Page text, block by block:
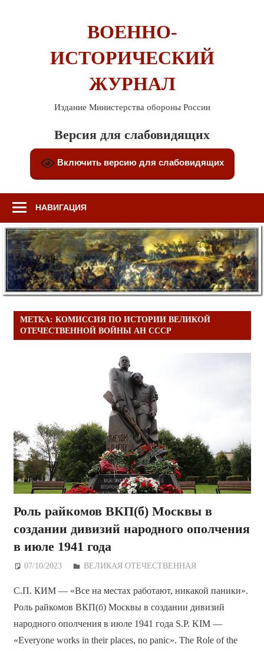
ВОЕННО-
ИСТОРИЧЕСКИЙ
ЖУРНАЛ
Издание Министерства обороны России
Версия для слабовидящих
Включить версию для слабовидящих
НАВИГАЦИЯ
МЕТКА: КОМИССИЯ ПО ИСТОРИИ ВЕЛИКОЙ
ОТЕЧЕСТВЕННОЙ ВОЙНЫ АН СССР
Роль райкомов ВКП(б) Москвы в
создании дивизий народного ополчения
в июле 1941 года
07/10/2023 Дежурный по Редакции
ВЕЛИКАЯ ОТЕЧЕСТВЕННАЯ
С.П. КИМ — «Все на местах работают, никакой паники».
Роль райкомов ВКП(б) Москвы в создании дивизий
народного ополчения в июле 1941 года S.P. KIM —
«Everyone works in their places, no panic». The Role of the